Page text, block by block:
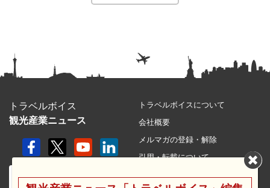
トラベルボイス
観光産業ニュース
トラベルボイスについて
会社概要
メルマガの登録・解除
引用・転載について